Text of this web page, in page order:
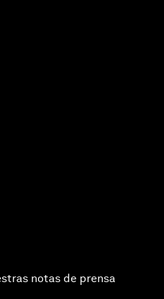
notas de prensa